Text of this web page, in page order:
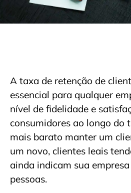
A taxa de retenção de
essencial para qualquer
nível de fidelidade e
consumidores ao longo do
mais barato manter um
um novo, clientes leais
ainda indicam sua
pessoas.